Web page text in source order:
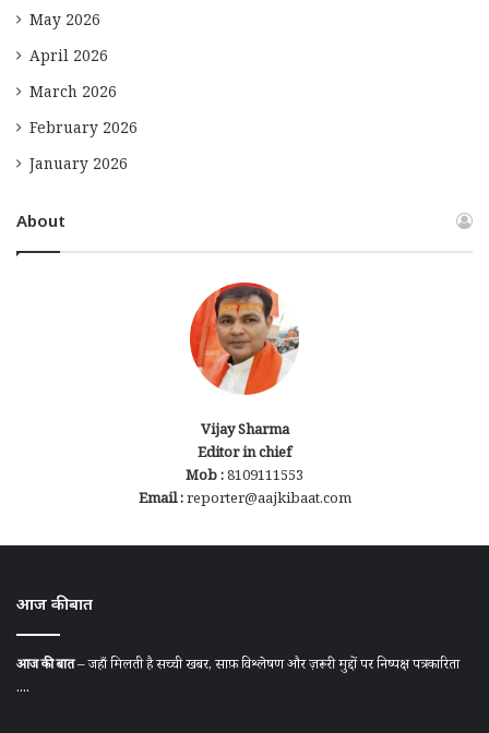
May 2026
April 2026
March 2026
February 2026
January 2026
About
Vijay Sharma
Editor in chief
Mob :8109111553
Email :reporter@aajkibaat.com
आज की बात
आज की बात– जहाँ मिलती है सच्ची खबर, साफ़ विश्लेषण और ज़रूरी मुद्दों पर निष्पक्ष पत्रकारिता
....